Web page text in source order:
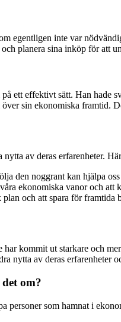
egentligen inte var
planera sina inköp för att
ett effektivt sätt. Han
sin ekonomiska framtid.
av deras erfarenheter.
den noggrant kan hjälpa
ekonomiska vanor och
och att spara för framtida
kommit ut starkare och
nytta av deras erfarenheter
om?
personer som hamnat i